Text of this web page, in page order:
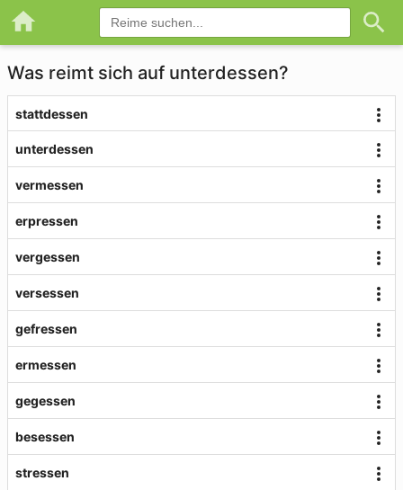
Was reimt sich auf unterdessen?
stattdessen
unterdessen
vermessen
erpressen
vergessen
versessen
gefressen
ermessen
gegessen
besessen
stressen